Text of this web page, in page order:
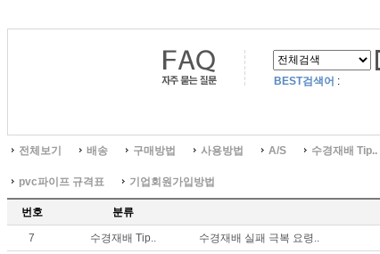
BEST검색어 :
전체보기 배송 구매방법 사용방법 A/S 수경재배 Tip..
pvc파이프 규격표 기업회원가입방법
번호 분류
7 수경재배 Tip.. 수경재배 실패 극복 요령..